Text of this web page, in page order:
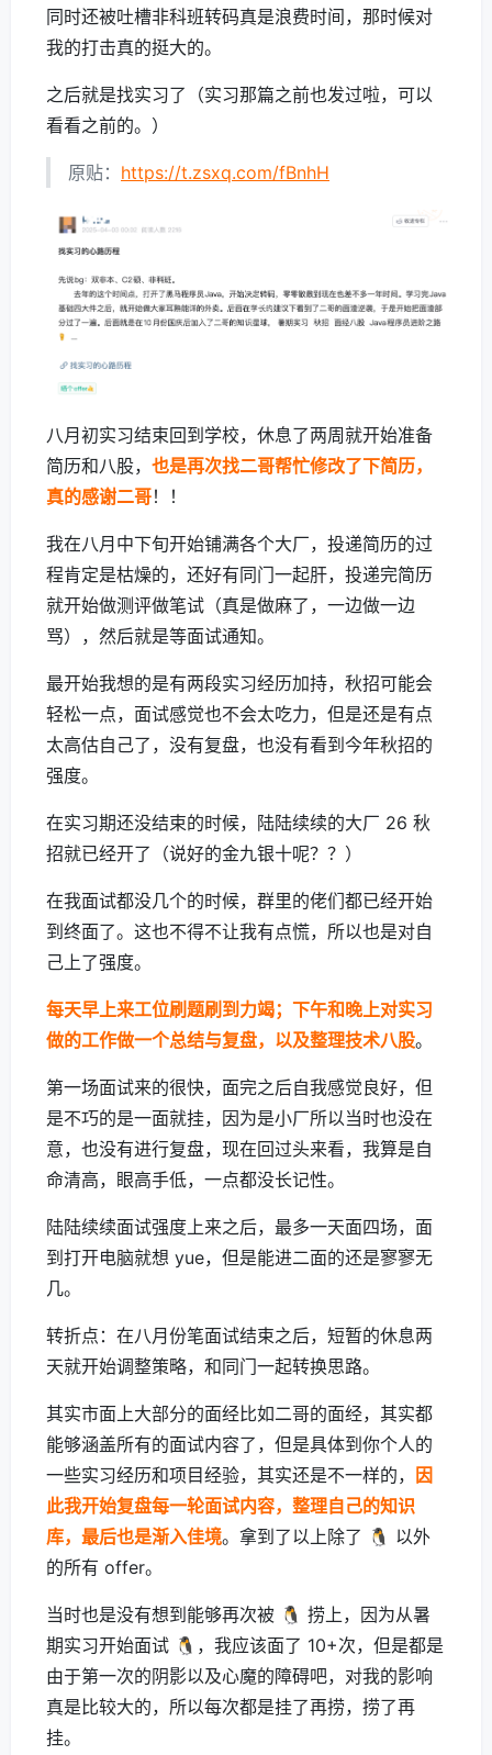
同时还被吐槽非科班转码真是浪费时间，那时候对
我的打击真的挺大的。
之后就是找实习了（实习那篇之前也发过啦，可以
看看之前的。）
原贴： https://t.zsxq.com/fBnhH
八月初实习结束回到学校，休息了两周就开始准备
简历和八股， 也是再次找二哥帮忙修改了下简历，
真的感谢二哥！！
我在八月中下旬开始铺满各个大厂，投递简历的过
程肯定是枯燥的，还好有同门一起肝，投递完简历
就开始做测评做笔试（真是做麻了，一边做一边
骂），然后就是等面试通知。
最开始我想的是有两段实习经历加持，秋招可能会
轻松一点，面试感觉也不会太吃力，但是还是有点
太高估自己了，没有复盘，也没有看到今年秋招的
强度。
在实习期还没结束的时候，陆陆续续的大厂 26 秋
招就已经开了（说好的金九银十呢？？）
在我面试都没几个的时候，群里的佬们都已经开始
到终面了。这也不得不让我有点慌，所以也是对自
己上了强度。
每天早上来工位刷题刷到力竭；下午和晚上对实习
做的工作做一个总结与复盘，以及整理技术八股。
第一场面试来的很快，面完之后自我感觉良好，但
是不巧的是一面就挂，因为是小厂所以当时也没在
意，也没有进行复盘，现在回过头来看，我算是自
命清高，眼高手低，一点都没长记性。
陆陆续续面试强度上来之后，最多一天面四场，面
到打开电脑就想 yue，但是能进二面的还是寥寥无
几。
转折点：在八月份笔面试结束之后，短暂的休息两
天就开始调整策略，和同门一起转换思路。
其实市面上大部分的面经比如二哥的面经，其实都
能够涵盖所有的面试内容了，但是具体到你个人的
一些实习经历和项目经验，其实还是不一样的，
因
此我开始复盘每一轮面试内容，整理自己的知识
库，最后也是渐入佳境。拿到了以上除了 🐧 以外
的所有 offer。
当时也是没有想到能够再次被 🐧 捞上，因为从暑
期实习开始面试 🐧，我应该面了 10+次，但是都是
由于第一次的阴影以及心魔的障碍吧，对我的影响
真是比较大的，所以每次都是挂了再捞，捞了再
挂。